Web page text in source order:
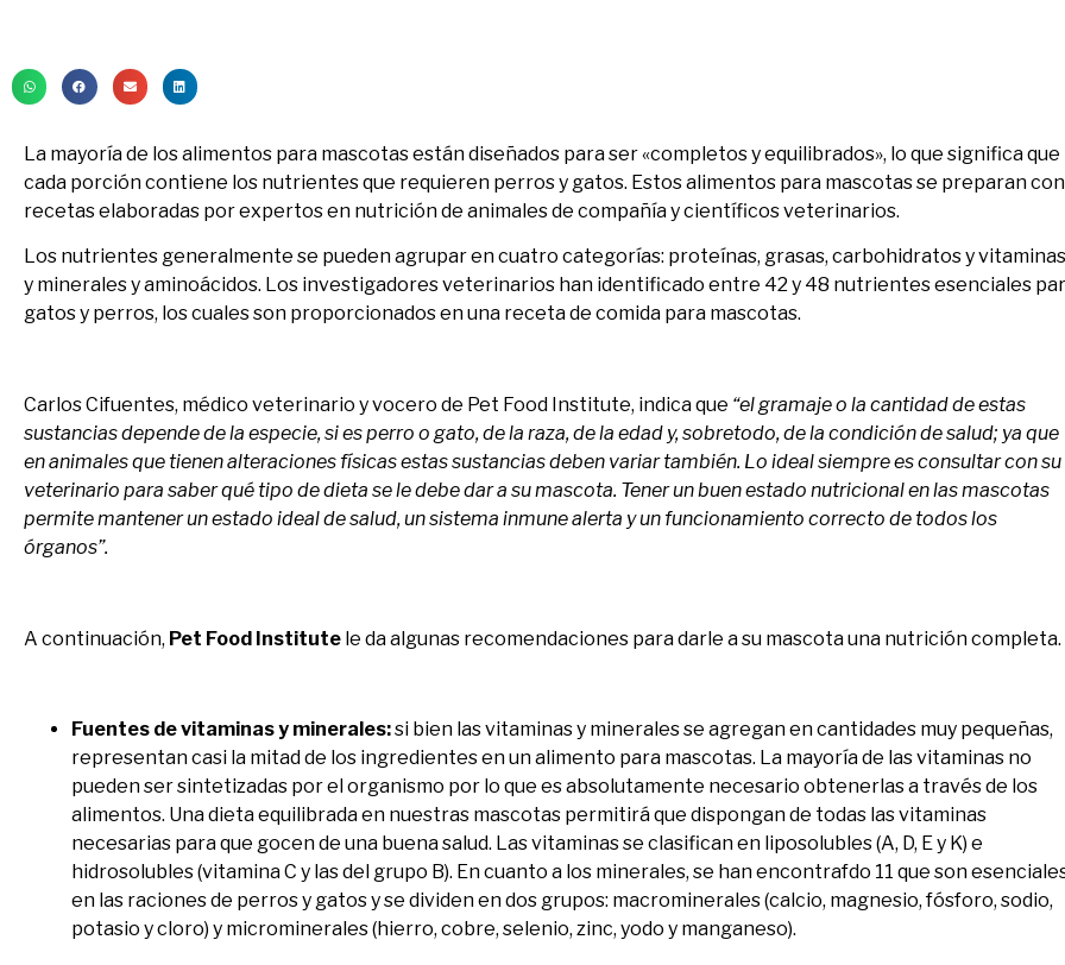
La mayoría de los alimentos para mascotas están diseñados para ser «completos y equilibrados», lo que significa que
cada porción contiene los nutrientes que requieren perros y gatos. Estos alimentos para mascotas se preparan con
recetas elaboradas por expertos en nutrición de animales de compañía y científicos veterinarios.
Los nutrientes generalmente se pueden agrupar en cuatro categorías: proteínas, grasas, carbohidratos y
y minerales y aminoácidos. Los investigadores veterinarios han identificado entre 42 y 48 nutrientes esenciales
gatos y perros, los cuales son proporcionados en una receta de comida para mascotas.
Carlos Cifuentes, médico veterinario y vocero de Pet Food Institute, indica que “el gramaje o la cantidad de estas
sustancias depende de la especie, si es perro o gato, de la raza, de la edad y, sobretodo, de la condición de salud; ya que
en animales que tienen alteraciones físicas estas sustancias deben variar también. Lo ideal siempre es consultar con su
veterinario para saber qué tipo de dieta se le debe dar a su mascota. Tener un buen estado nutricional en las mascotas
permite mantener un estado ideal de salud, un sistema inmune alerta y un funcionamiento correcto de todos los
órganos”.
A continuación, Pet Food Institute le da algunas recomendaciones para darle a su mascota una nutrición completa.
Fuentes de vitaminas y minerales:si bien las vitaminas y minerales se agregan en cantidades muy pequeñas,
representan casi la mitad de los ingredientes en un alimento para mascotas. La mayoría de las vitaminas no
pueden ser sintetizadas por el organismo por lo que es absolutamente necesario obtenerlas a través de los
alimentos. Una dieta equilibrada en nuestras mascotas permitirá que dispongan de todas las vitaminas
necesarias para que gocen de una buena salud. Las vitaminas se clasifican en liposolubles (A, D, E y K) e
hidrosolubles (vitamina C y las del grupo B). En cuanto a los minerales, se han encontrafdo 11 que son
en las raciones de perros y gatos y se dividen en dos grupos: macrominerales (calcio, magnesio, fósforo, sodio,
potasio y cloro) y microminerales (hierro, cobre, selenio, zinc, yodo y manganeso).